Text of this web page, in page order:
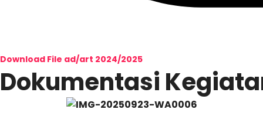
Download File ad/art 2024/2025
Dokumentasi